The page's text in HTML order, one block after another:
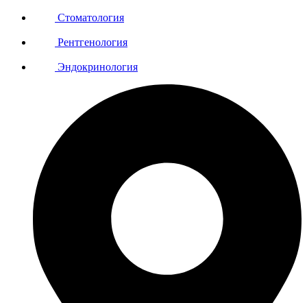
Стоматология
Рентгенология
Эндокринология